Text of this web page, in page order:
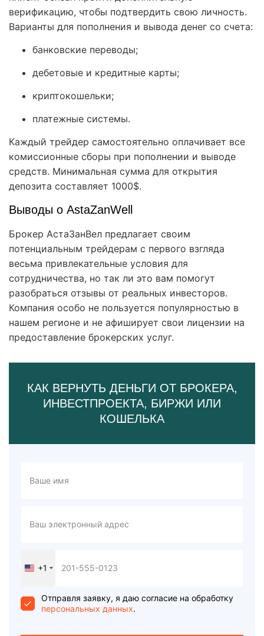
верификацию, чтобы подтвердить свою личность.
Варианты для пополнения и вывода денег со счета:
банковские переводы;
дебетовые и кредитные карты;
криптокошельки;
платежные системы.
Каждый трейдер самостоятельно оплачивает все
комиссионные сборы при пополнении и выводе
средств. Минимальная сумма для открытия
депозита составляет 1000$.
Выводы о AstaZanWell
Брокер АстаЗанВел предлагает своим
потенциальным трейдерам с первого взгляда
весьма привлекательные условия для
сотрудничества, но так ли это вам помогут
разобраться отзывы от реальных инвесторов.
Компания особо не пользуется популярностью в
нашем регионе и не афиширует свои лицензии на
предоставление брокерских услуг.
КАК ВЕРНУТЬ ДЕНЬГИ ОТ БРОКЕРА,
ИНВЕСТПРОЕКТА, БИРЖИ ИЛИ
КОШЕЛЬКА
United
+1
+1
Отправля заявку, я даю согласие на обработку
персональных данных.